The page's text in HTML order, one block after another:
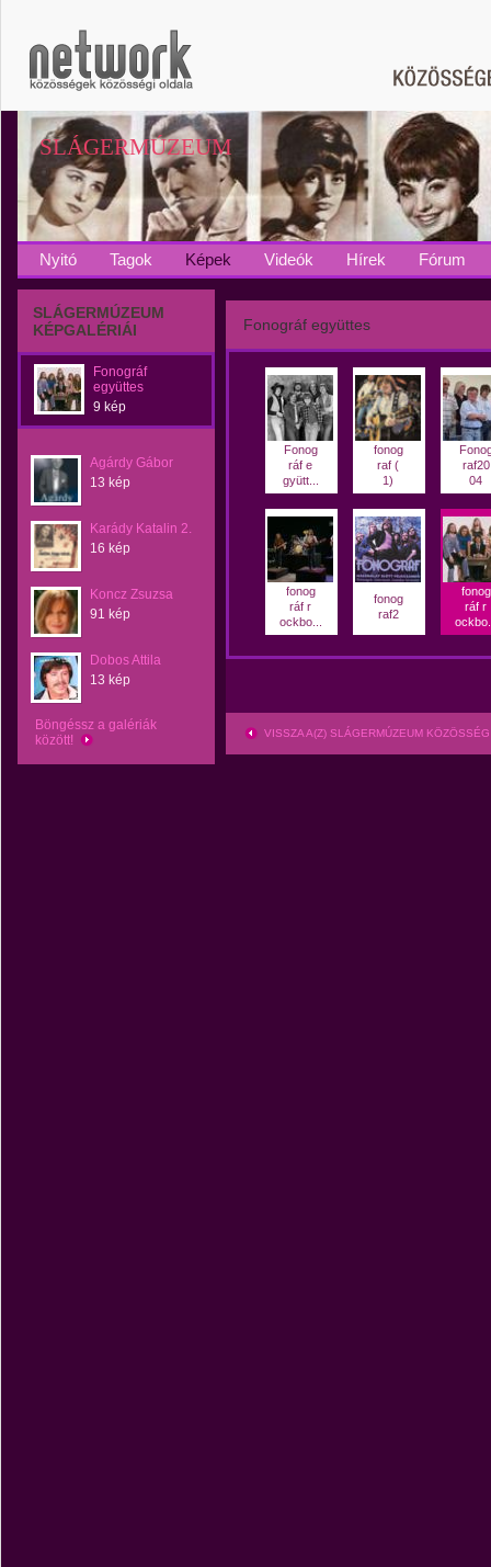
SLÁGERMÚZEUM
Nyitó Tagok Képek Videók Hírek Fórum
SLÁGERMÚZEUM
KÉPGALÉRIÁI
Fonográf
együttes
9 kép
Agárdy Gábor
13 kép
Karády Katalin 2.
16 kép
Koncz Zsuzsa
91 kép
Dobos Attila
13 kép
Böngéssz a galériák
között!
Fonográf együttes
Fonog
ráf e
gyütt...
fonog
raf (
1)
raf20
04
fonog
ráf r
ockbo...
fonog
raf2
fonog
ráf r
VISSZA A(Z) SLÁGERMÚZEUM